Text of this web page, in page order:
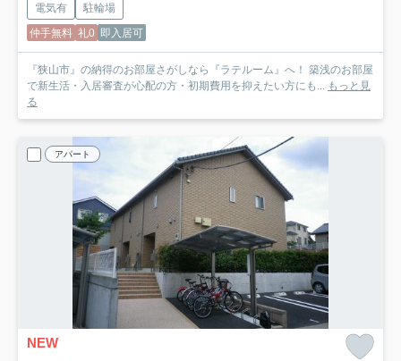
電気有
駐輪場
仲手無料 礼0 即入居可
『狭山市』の納得のお部屋さがしなら『ラテルーム』へ！ 築浅のお部屋
で新生活・入居審査が心配の方・初期費用を抑えたい方にも...
もっと見
る
アパート
NEW